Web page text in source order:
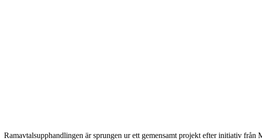
Ramavtalsupphandlingen är sprungen ur ett gemensamt projekt efter initiativ från